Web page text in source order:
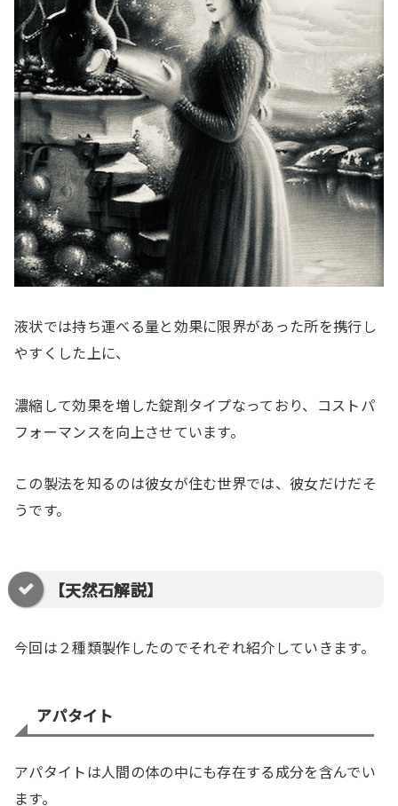
液状では持ち運べる量と効果に限界があった所を携行し
やすくした上に、
濃縮して効果を増した錠剤タイプなっており、コストパ
フォーマンスを向上させています。
この製法を知るのは彼女が住む世界では、彼女だけだそ
うです。
【天然石解説】
今回は２種類製作したのでそれぞれ紹介していきます。
アパタイト
アパタイトは人間の体の中にも存在する成分を含んでい
ます。